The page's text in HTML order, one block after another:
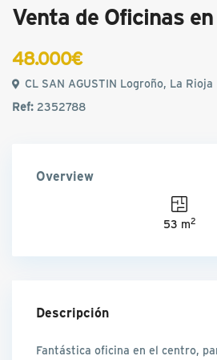
Venta de Oficinas
48.000€
CL SAN AGUSTIN Logroño, La Rioja
Ref:2352788
Overview
53 m2
Descripción
Fantástica oficina en el centro,